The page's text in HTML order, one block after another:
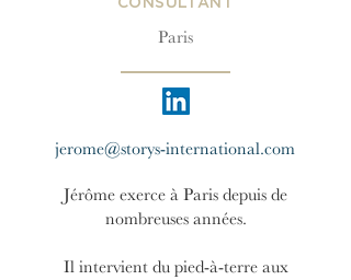
CONSULTANT
Paris
jerome@storys-international.com
Jérôme exerce à Paris depuis de
nombreuses années.
Il intervient du pied-à-terre aux